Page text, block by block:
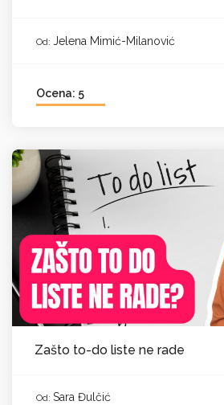
Od: Jelena Mimić-Milanović
Ocena: 5
Zašto to-do liste ne rade
Od: Sara Đulčić